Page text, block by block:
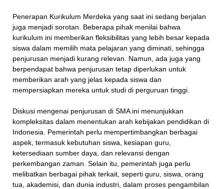
Penerapan Kurikulum Merdeka yang saat ini sedang berjalan
juga menjadi sorotan. Beberapa pihak menilai bahwa
kurikulum ini memberikan fleksibilitas yang lebih besar kepada
siswa dalam memilih mata pelajaran yang diminati, sehingga
penjurusan menjadi kurang relevan. Namun, ada juga yang
berpendapat bahwa penjurusan tetap diperlukan untuk
memberikan arah yang jelas kepada siswa dan
mempersiapkan mereka untuk studi di perguruan tinggi.
Diskusi mengenai penjurusan di SMA ini menunjukkan
kompleksitas dalam menentukan arah kebijakan pendidikan di
Indonesia. Pemerintah perlu mempertimbangkan berbagai
aspek, termasuk kebutuhan siswa, kesiapan guru,
ketersediaan sumber daya, dan relevansi dengan
perkembangan zaman. Selain itu, pemerintah juga perlu
melibatkan berbagai pihak terkait, seperti guru, siswa, orang
tua, akademisi, dan dunia industri, dalam proses pengambilan